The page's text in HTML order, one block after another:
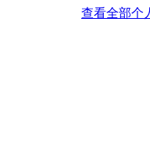
查看全部个